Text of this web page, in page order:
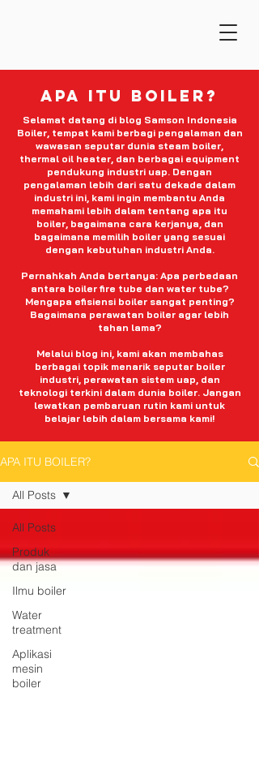
apa itu boiler?
Selamat datang di blog Samson Indonesia
Boiler, tempat kami berbagi pengalaman dan
wawasan seputar dunia steam boiler,
thermal oil heater, dan berbagai equipment
pendukung industri uap. Dengan
pengalaman lebih dari satu dekade dalam
industri ini, kami ingin membantu Anda
memahami lebih dalam tentang apa itu
boiler, bagaimana cara kerjanya, dan
bagaimana memilih boiler yang sesuai
dengan kebutuhan industri Anda.
Pernahkah Anda bertanya: Apa perbedaan
antara boiler fire tube dan water tube?
Mengapa efisiensi boiler sangat penting?
Bagaimana perawatan boiler agar lebih
tahan lama?
Melalui blog ini, kami akan membahas
berbagai topik menarik seputar boiler
industri, perawatan sistem uap, dan
teknologi terkini dalam dunia boiler. Jangan
lewatkan pembaruan rutin kami untuk
belajar lebih dalam bersama kami!
APA ITU BOILER?
All Posts
Produk
dan jasa
Ilmu boiler
Water
treatment
Aplikasi
mesin
boiler
All Posts